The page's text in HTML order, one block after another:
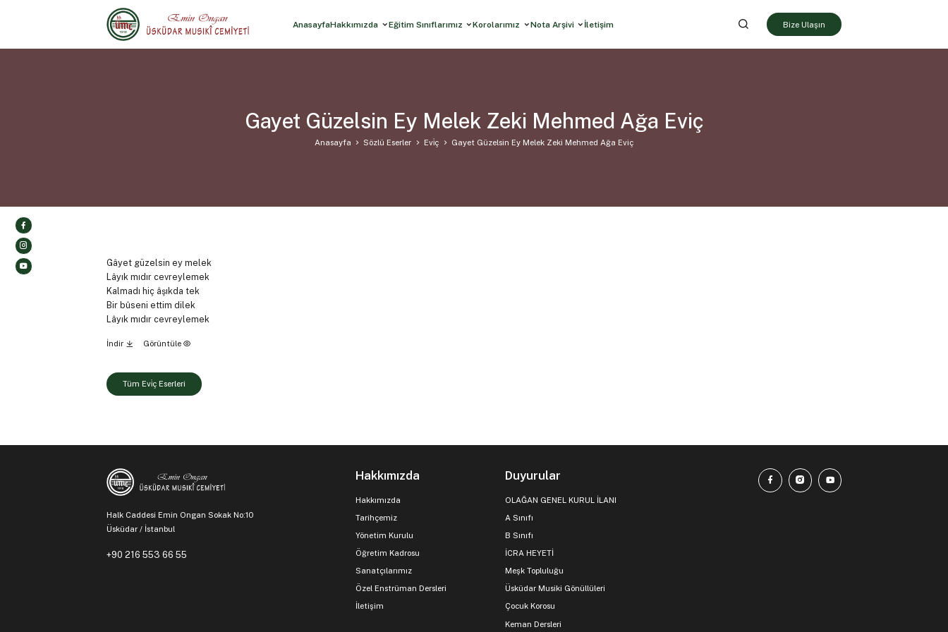
AnasayfaHakkımızda Eğitim Sınıflarımız Korolarımız Nota Arşivi İletişim Bize Ulaşın
Gayet Güzelsin Ey Melek Zeki Mehmed Ağa Eviç
Anasayfa Sözlü Eserler Evi̇ç Gayet Güzelsin Ey Melek Zeki Mehmed Ağa Eviç
Gâyet güzelsin ey melek
Lâyık mıdır cevreylemek
Kalmadı hiç âşıkda tek
Bir bûseni ettim dilek
Lâyık mıdır cevreylemek
İndir Görüntüle
Tüm Evi̇ç Eserleri
Halk Caddesi Emin Ongan Sokak No:10
Üsküdar / İstanbul
+90 216 553 66 55
Hakkımızda
Hakkımızda
Tarihçemiz
Yönetim Kurulu
Öğretim Kadrosu
Sanatçılarımız
Özel Enstrüman Dersleri
İletişim
Duyurular
OLAĞAN GENEL KURUL İLANI
A Sınıfı
B Sınıfı
İCRA HEYETİ
Meşk Topluluğu
Üsküdar Musiki Gönüllüleri
Çocuk Korosu
Keman Dersleri